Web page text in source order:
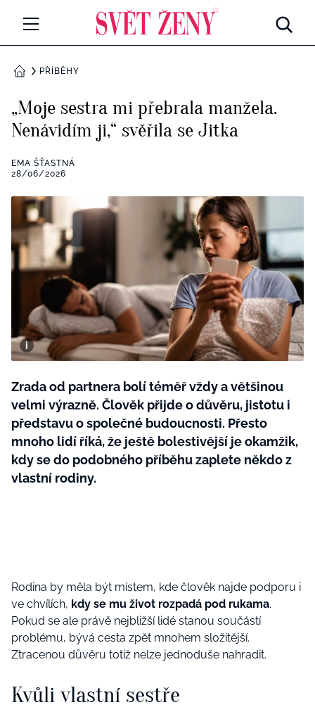
Všechny kategorie
RETROHUBKY
PSYCHOLOGIE
Všechny kategorie
Seberozvoj
ZDRAVÍ
Všechny kategorie
Životní styl
ZÁBAVA
Všechny kategorie
Testy a kvízy
BYDLENÍ
Všechny kategorie
Tvoření
Rady a tipy
BurdaMedia
Extra
SVĚT ŽENY - 599 KČ
ROČNÍ PŘEDPLATNÉ SVĚT ŽENY +
SADA PRODUKTŮ MANA (10 ks)
DOMŮPŘÍBĚHY
„Moje sestra mi přebrala manžela.
Nenávidím ji,“ svěřila se Jitka
EMA ŠŤASTNÁ
28/06/2026
Zrada od partnera bolí téměř vždy a většinou
velmi výrazně. Člověk přijde o důvěru, jistotu i
představu o společné budoucnosti. Přesto
mnoho lidí říká, že ještě bolestivější je okamžik,
kdy se do podobného příběhu zaplete někdo z
vlastní rodiny.
Rodina by měla být místem, kde člověk najde podporu i
ve chvílích, kdy se mu život rozpadá pod rukama.
Pokud se ale právě nejbližší lidé stanou součástí
problému, bývá cesta zpět mnohem složitější.
Ztracenou důvěru totiž nelze jednoduše nahradit.
Kvůli vlastní sestře